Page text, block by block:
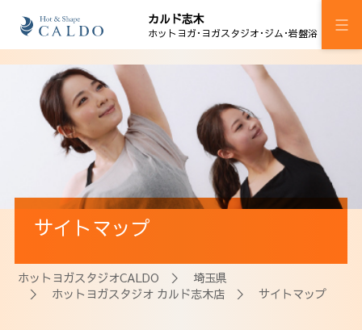
カルド志木
ホットヨガ･ヨガスタジオ･ジム･岩盤浴
施設案内
プログラム
スケジュール
岩盤浴
料金
ウェルチケ
サイトマップ
ホットヨガスタジオCALDO ＞ 埼玉県
＞ ホットヨガスタジオ カルド志木店 ＞ サイトマップ